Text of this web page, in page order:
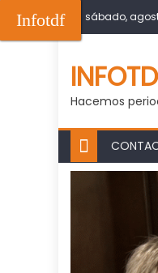
to
sábado,
Hacemos
Infotdf